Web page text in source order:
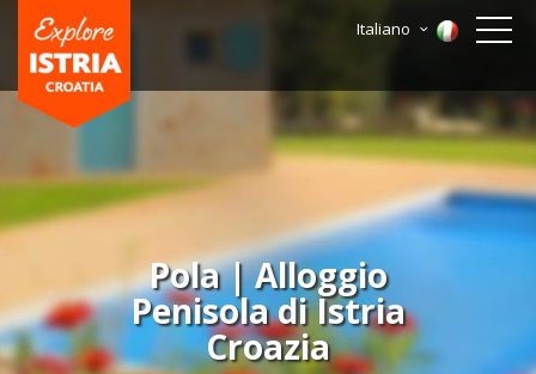
Italiano
Pola | Alloggio
Penisola di Istria
Croazia